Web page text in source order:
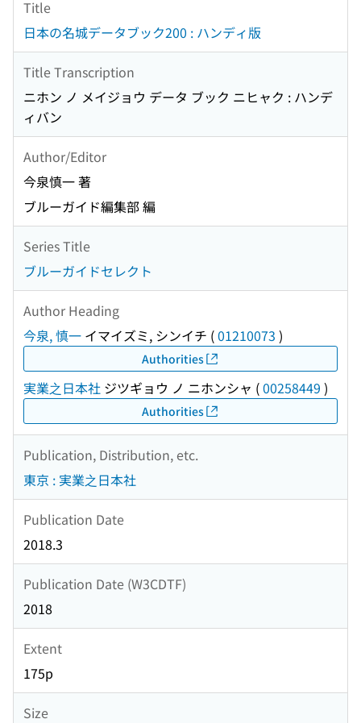
Title
日本の名城データブック200 : ハンディ版
Title Transcription
ニホン ノ メイジョウ データ ブック ニヒャク : ハンデ
ィバン
Author/Editor
今泉慎一 著
ブルーガイド編集部 編
Series Title
ブルーガイドセレクト
Author Heading
今泉, 慎一 イマイズミ, シンイチ (01210073 )
Authorities
実業之日本社 ジツギョウ ノ ニホンシャ (00258449 )
Authorities
Publication, Distribution, etc.
東京 : 実業之日本社
Publication Date
2018.3
Publication Date (W3CDTF)
2018
Extent
175p
Size